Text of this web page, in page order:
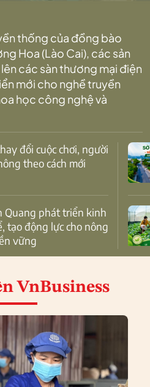
thống của đồng bào
Hoa (Lào Cai), các sản
các sàn thương mại điện
mới cho nghề truyền
học công nghệ và
theo cách mới
tạo động lực cho nông
vững
VnBusiness